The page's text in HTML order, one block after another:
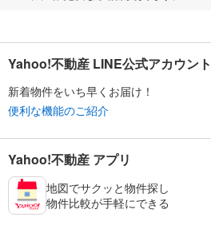
Yahoo!不動産 LINE公式アカウント
新着物件をいち早くお届け！
便利な機能のご紹介
Yahoo!不動産 アプリ
地図でサクッと物件探し
物件比較が手軽にできる